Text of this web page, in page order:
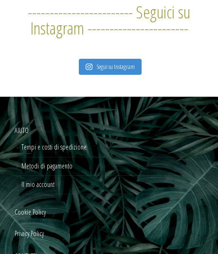
------------------------ Seguici su
Instagram -----------------------
Segui su Instagram
AIUTO
Tempi e costi di spedizione
Metodi di pagamento
Il mio account
Cookie Policy
Privacy Policy